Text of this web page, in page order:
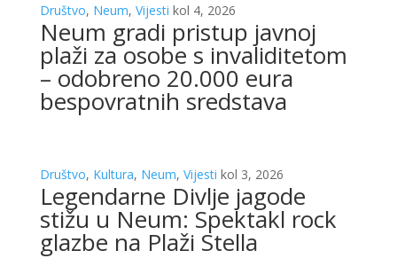
Društvo, Neum, Vijesti kol 4, 2026
Neum gradi pristup javnoj
plaži za osobe s invaliditetom
– odobreno 20.000 eura
bespovratnih sredstava
Društvo, Kultura, Neum, Vijesti kol 3, 2026
Legendarne Divlje jagode
stižu u Neum: Spektakl rock
glazbe na Plaži Stella